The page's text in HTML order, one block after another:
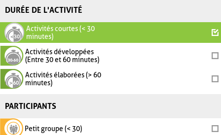
DURÉE DE L'ACTIVITÉ
Activités courtes (< 30
minutes)
Activités développées
(Entre 30 et 60 minutes)
Activités élaborées (> 60
minutes)
PARTICIPANTS
Petit groupe (< 30)